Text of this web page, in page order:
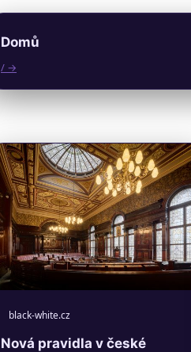
Domů
/ →
black-white.cz
Nová pravidla v české